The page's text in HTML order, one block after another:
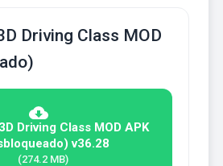
Driving Class MOD
Driving Class MOD APK
v36.28
(274.2 MB)